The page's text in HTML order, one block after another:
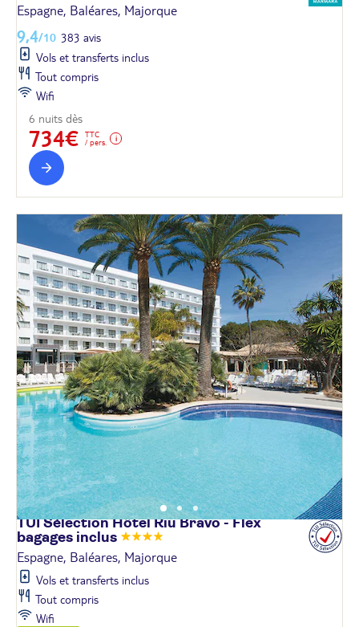
Espagne, Baléares, Majorque
9,4/10 383 avis
Vols et transferts inclus
Tout compris
Wifi
6 nuits dès
734€
TTC
/ pers.
TUI Sélection Hôtel Riu Bravo - Flex
bagages inclus
Espagne, Baléares, Majorque
Vols et transferts inclus
Tout compris
Wifi